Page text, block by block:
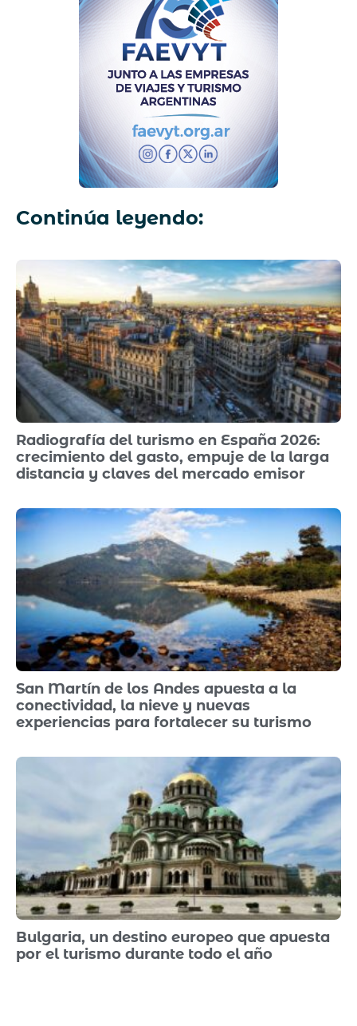
Continúa leyendo:
Radiografía del turismo en España 2026:
crecimiento del gasto, empuje de la larga
distancia y claves del mercado emisor
San Martín de los Andes apuesta a la
conectividad, la nieve y nuevas
experiencias para fortalecer su turismo
Bulgaria, un destino europeo que apuesta
por el turismo durante todo el año